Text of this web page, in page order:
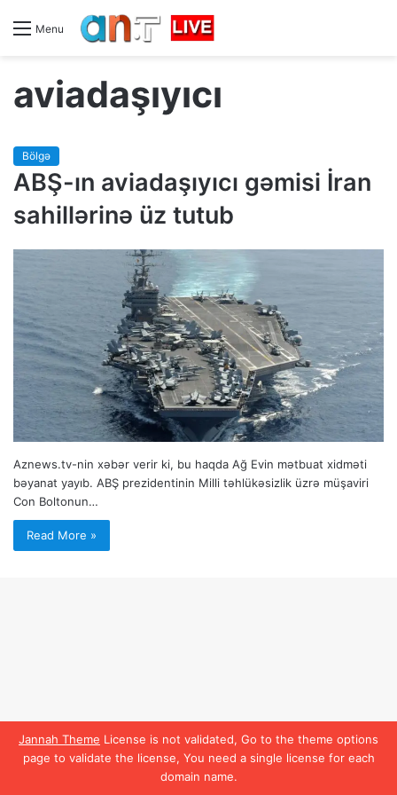
Jannah Theme License is not validated, Go to the theme options
page to validate the license, You need a single license for each
domain name.
Menu
aviadaşıyıcı
Bölgə
ABŞ-ın aviadaşıyıcı gəmisi İran
sahillərinə üz tutub
Aznews.tv-nin xəbər verir ki, bu haqda Ağ Evin mətbuat xidməti
bəyanat yayıb. ABŞ prezidentinin Milli təhlükəsizlik üzrə müşaviri
Con Boltonun…
Read More »